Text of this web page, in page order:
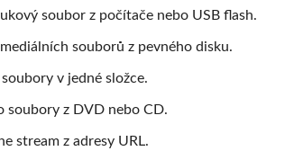
soubor z počítače nebo USB flash.
souborů z pevného disku.
v jedné složce.
soubory z DVD nebo CD.
stream z adresy URL.